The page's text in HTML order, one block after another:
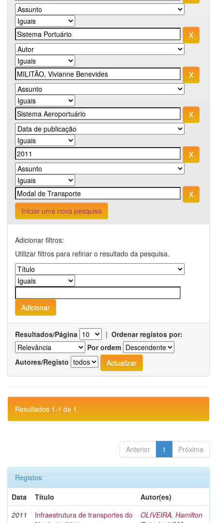
Iniciar uma nova pesquisa
Adicionar filtros:
Utilizar filtros para refinar o resultado da pesquisa.
Resultados/Página | Ordenar registos por:
Por ordem
Autores/Registo
Resultados 1-1 de 1.
Anterior 1 Próxima
Registos:
Data
Título
Autor(es)
2011
Infraestrutura de transportes do
OLIVEIRA, Hamilton